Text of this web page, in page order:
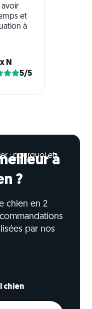
et
à
N
5/5
à
?
chien en 2
par nos
chien